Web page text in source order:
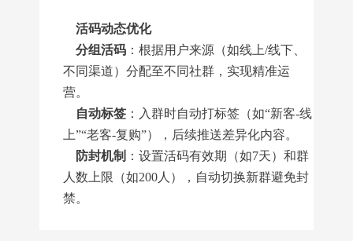
活码动态优化
分组活码 ：根据用户来源（如线上/线下、
不同渠道）分配至不同社群，实现精准运
营。
自动标签 ：入群时自动打标签（如“新客-线
上”“老客-复购”），后续推送差异化内容。
防封机制 ：设置活码有效期（如7天）和群
人数上限（如200人），自动切换新群避免封
禁。